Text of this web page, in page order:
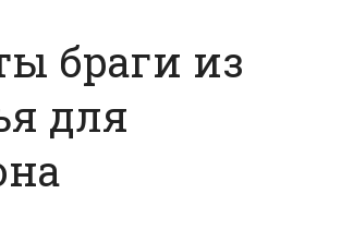
браги из
для